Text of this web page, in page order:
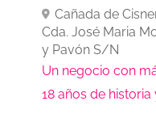
Cañada de
Cda. José Maria
y Pavón S/N
Un negocio con
18 años de historia